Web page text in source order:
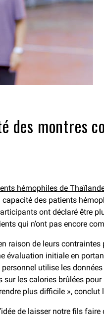
montres
hémophiles de
des patients
ont déclaré être
qui n’ont pas encore
raison de leurs
évaluation initiale en
utilise les
les calories brûlées
plus difficile », conclut
de laisser notre fils